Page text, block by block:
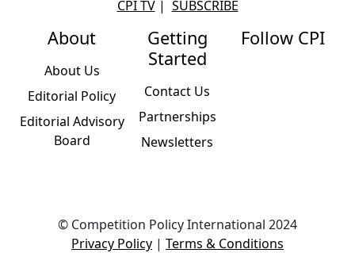
CPI TV| SUBSCRIBE
About
About Us
Editorial Policy
Editorial Advisory
Board
Getting
Started
Contact Us
Partnerships
Newsletters
Follow CPI
© Competition Policy International 2024
Privacy Policy | Terms & Conditions